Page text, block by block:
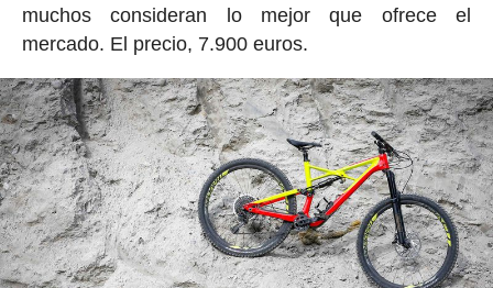
muchos consideran lo mejor que ofrece el
mercado. El precio, 7.900 euros.